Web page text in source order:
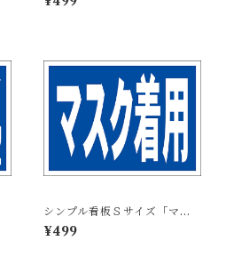
場】屋外可
シンプル看板Ｓサイズ「マス
ク着用」【工場・現場】屋外
可
¥499